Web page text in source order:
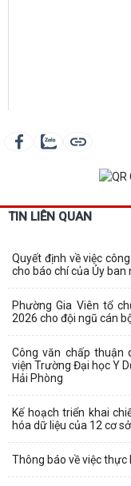
TIN LIÊN QUAN
Quyết định về việc
cho báo chí của Ủy ban
Phường Gia Viên tổ
2026 cho đội ngũ cán
Công văn chấp thuận
viện Trường Đại học Y
Hải Phòng
Kế hoạch triển khai
hóa dữ liệu của 12 cơ
Thông báo về việc